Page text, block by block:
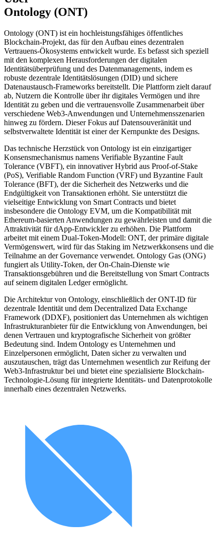
Ontology (ONT)
Ontology (ONT) ist ein hochleistungsfähiges öffentliches
Blockchain-Projekt, das für den Aufbau eines dezentralen
Vertrauens-Ökosystems entwickelt wurde. Es befasst sich speziell
mit den komplexen Herausforderungen der digitalen
Identitätsüberprüfung und des Datenmanagements, indem es
robuste dezentrale Identitätslösungen (DID) und sichere
Datenaustausch-Frameworks bereitstellt. Die Plattform zielt darauf
ab, Nutzern die Kontrolle über ihr digitales Vermögen und ihre
Identität zu geben und die vertrauensvolle Zusammenarbeit über
verschiedene Web3-Anwendungen und Unternehmensszenarien
hinweg zu fördern. Dieser Fokus auf Datensouveränität und
selbstverwaltete Identität ist einer der Kernpunkte des Designs.
Das technische Herzstück von Ontology ist ein einzigartiger
Konsensmechanismus namens Verifiable Byzantine Fault
Tolerance (VBFT), ein innovativer Hybrid aus Proof-of-Stake
(PoS), Verifiable Random Function (VRF) und Byzantine Fault
Tolerance (BFT), der die Sicherheit des Netzwerks und die
Endgültigkeit von Transaktionen erhöht. Sie unterstützt die
vielseitige Entwicklung von Smart Contracts und bietet
insbesondere die Ontology EVM, um die Kompatibilität mit
Ethereum-basierten Anwendungen zu gewährleisten und damit die
Attraktivität für dApp-Entwickler zu erhöhen. Die Plattform
arbeitet mit einem Dual-Token-Modell: ONT, der primäre digitale
Vermögenswert, wird für das Staking im Netzwerkkonsens und die
Teilnahme an der Governance verwendet. Ontology Gas (ONG)
fungiert als Utility-Token, der On-Chain-Dienste wie
Transaktionsgebühren und die Bereitstellung von Smart Contracts
auf seinem digitalen Ledger ermöglicht.
Die Architektur von Ontology, einschließlich der ONT-ID für
dezentrale Identität und dem Decentralized Data Exchange
Framework (DDXF), positioniert das Unternehmen als wichtigen
Infrastrukturanbieter für die Entwicklung von Anwendungen, bei
denen Vertrauen und kryptografische Sicherheit von größter
Bedeutung sind. Indem Ontology es Unternehmen und
Einzelpersonen ermöglicht, Daten sicher zu verwalten und
auszutauschen, trägt das Unternehmen wesentlich zur Reifung der
Web3-Infrastruktur bei und bietet eine spezialisierte Blockchain-
Technologie-Lösung für integrierte Identitäts- und Datenprotokolle
innerhalb eines dezentralen Netzwerks.